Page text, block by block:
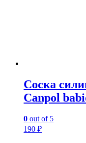
Соска
Canpol
0 out of 5
190 ₽